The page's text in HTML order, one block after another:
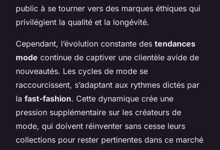
public à se tourner vers des marques éthiques qui
privilégient la qualité et la longévité.
Cependant, l’évolution constante des tendances
mode continue de captiver une clientèle avide de
nouveautés. Les cycles de mode se
raccourcissent, s’adaptant aux rythmes dictés par
la fast-fashion. Cette dynamique crée une
pression supplémentaire sur les créateurs de
mode, qui doivent réinventer sans cesse leurs
collections pour rester pertinentes dans ce marché